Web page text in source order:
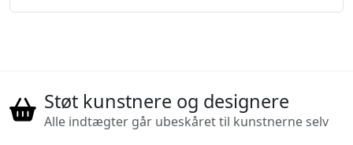
Støt kunstnere og designere
Alle indtægter går ubeskåret til kunstnerne selv